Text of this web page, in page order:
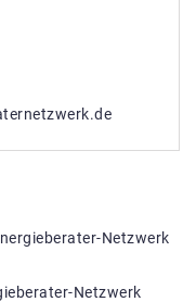
Netzwerk
Netzwerk